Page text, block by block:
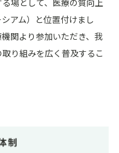
場として、医療の質向上
アム）と位置付けまし
関より参加いただき、我
り組みを広く普及するこ